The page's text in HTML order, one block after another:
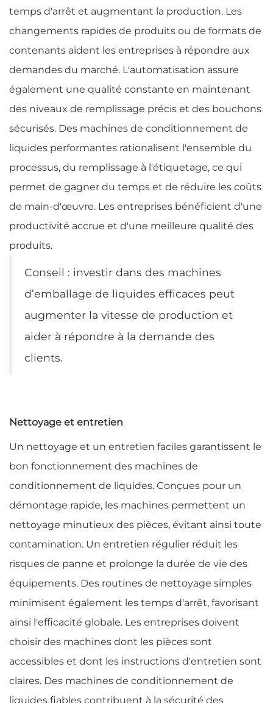
temps d'arrêt et augmentant la production. Les
changements rapides de produits ou de formats de
contenants aident les entreprises à répondre aux
demandes du marché. L'automatisation assure
également une qualité constante en maintenant
des niveaux de remplissage précis et des bouchons
sécurisés. Des machines de conditionnement de
liquides performantes rationalisent l'ensemble du
processus, du remplissage à l'étiquetage, ce qui
permet de gagner du temps et de réduire les coûts
de main-d'œuvre. Les entreprises bénéficient d'une
productivité accrue et d'une meilleure qualité des
produits.
Conseil : investir dans des machines
d’emballage de liquides efficaces peut
augmenter la vitesse de production et
aider à répondre à la demande des
clients.
Nettoyage et entretien
Un nettoyage et un entretien faciles garantissent le
bon fonctionnement des machines de
conditionnement de liquides. Conçues pour un
démontage rapide, les machines permettent un
nettoyage minutieux des pièces, évitant ainsi toute
contamination. Un entretien régulier réduit les
risques de panne et prolonge la durée de vie des
équipements. Des routines de nettoyage simples
minimisent également les temps d'arrêt, favorisant
ainsi l'efficacité globale. Les entreprises doivent
choisir des machines dont les pièces sont
accessibles et dont les instructions d'entretien sont
claires. Des machines de conditionnement de
liquides fiables contribuent à la sécurité des